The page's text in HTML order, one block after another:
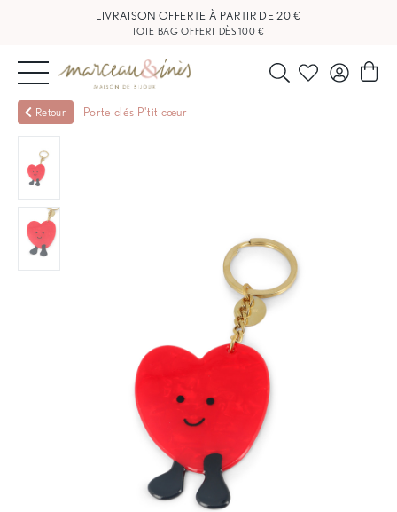
TOTE BAG OFFERT DÈS 100 €
NOUVEAUTÉS
BIJOUX
OUTLET
BLOG
Retour Porte clés P'tit cœur